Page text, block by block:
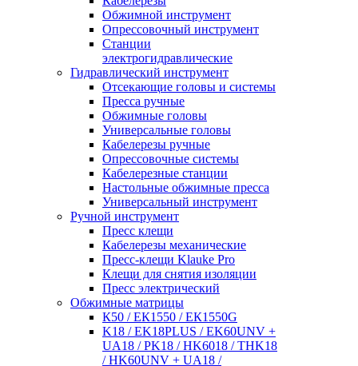
Обжимной инструмент
Опрессовочный инструмент
Станции
электрогидравлические
Гидравлический инструмент
Отсекающие головы и системы
Пресса ручные
Обжимные головы
Универсальные головы
Кабелерезы ручные
Опрессовочные системы
Кабелерезные станции
Настольные обжимные пресса
Универсальный инструмент
Ручной инструмент
Пресс клещи
Кабелерезы механические
Пресс-клещи Klauke Pro
Клещи для снятия изоляции
Пресс электрический
Обжимные матрицы
К50 / ЕК1550 / ЕК1550G
K18 / EK18PLUS / EK60UNV +
UA18 / PK18 / HK6018 / THK18
/ HK60UNV + UA18 /